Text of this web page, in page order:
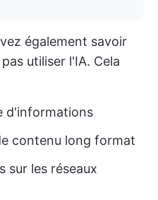
également savoir
utiliser l'IA. Cela
d'informations
contenu long format
sur les réseaux